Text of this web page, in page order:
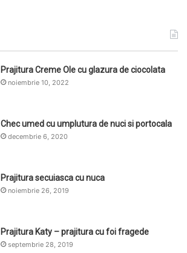
Prajitura Creme Ole cu glazura de ciocolata
noiembrie 10, 2022
Chec umed cu umplutura de nuci si portocala
decembrie 6, 2020
Prajitura secuiasca cu nuca
noiembrie 26, 2019
Prajitura Katy – prajitura cu foi fragede
septembrie 28, 2019